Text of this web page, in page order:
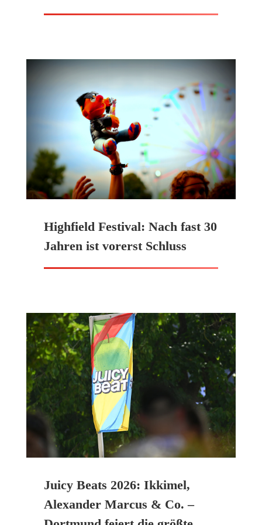
Highfield Festival: Nach fast 30
Jahren ist vorerst Schluss
Juicy Beats 2026: Ikkimel,
Alexander Marcus & Co. –